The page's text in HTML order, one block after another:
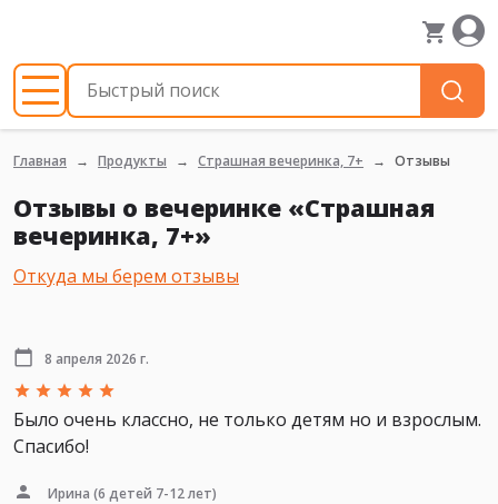
Главная Продукты Страшная вечеринка, 7+ Отзывы
Отзывы о вечеринке «Страшная
вечеринка, 7+»
Откуда мы берем отзывы
8 апреля 2026 г.
Было очень классно, не только детям но и взрослым.
Спасибо!
Ирина (6 детей 7-12 лет)